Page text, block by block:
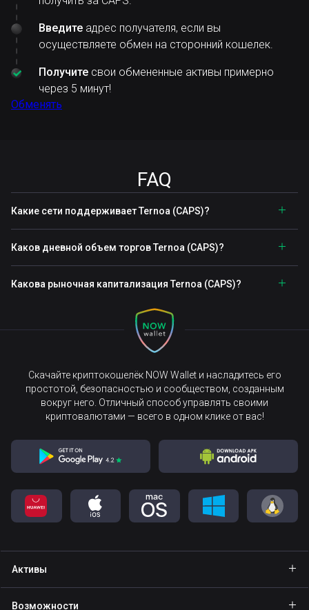
Введите адрес получателя, если вы
осуществляете обмен на сторонний кошелек.
Получите свои обмененные активы примерно
через 5 минут!
Обменять
FAQ
Какие сети поддерживает Ternoa (CAPS)?
Каков дневной объем торгов Ternoa (CAPS)?
Какова рыночная капитализация Ternoa (CAPS)?
Скачайте криптокошелёк NOW Wallet и насладитесь его
простотой, безопасностью и сообществом, созданным
вокруг него. Отличный способ управлять своими
криптовалютами — всего в одном клике от вас!
Активы
Возможности